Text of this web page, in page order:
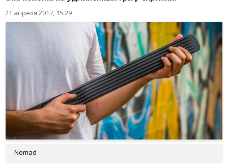
21 апреля 2017, 15:29
Nomad